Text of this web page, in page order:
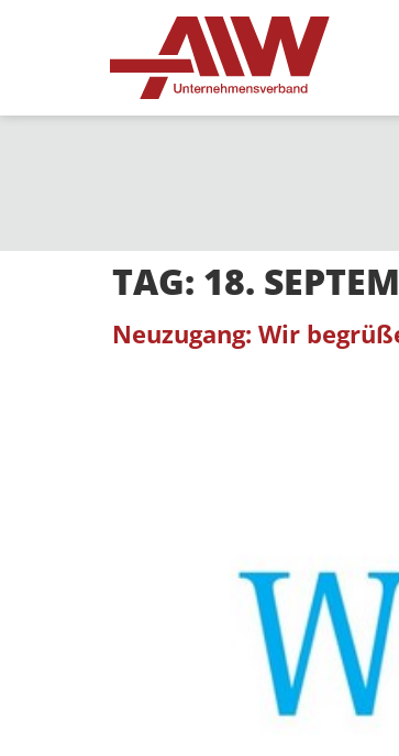
TAG: 18.
Neuzugang: Wir